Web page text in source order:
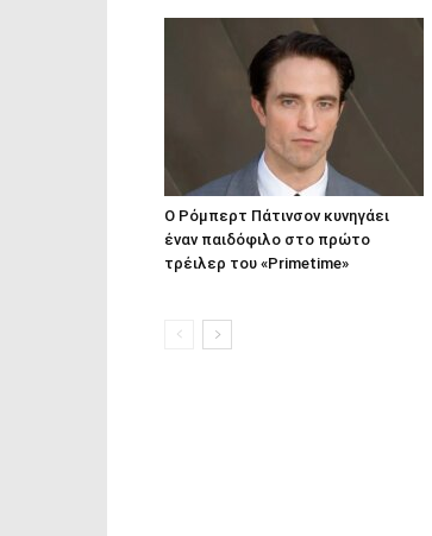
Ο Ρόμπερτ Πάτινσον κυνηγάει
έναν παιδόφιλο στο πρώτο
τρέιλερ του «Primetime»